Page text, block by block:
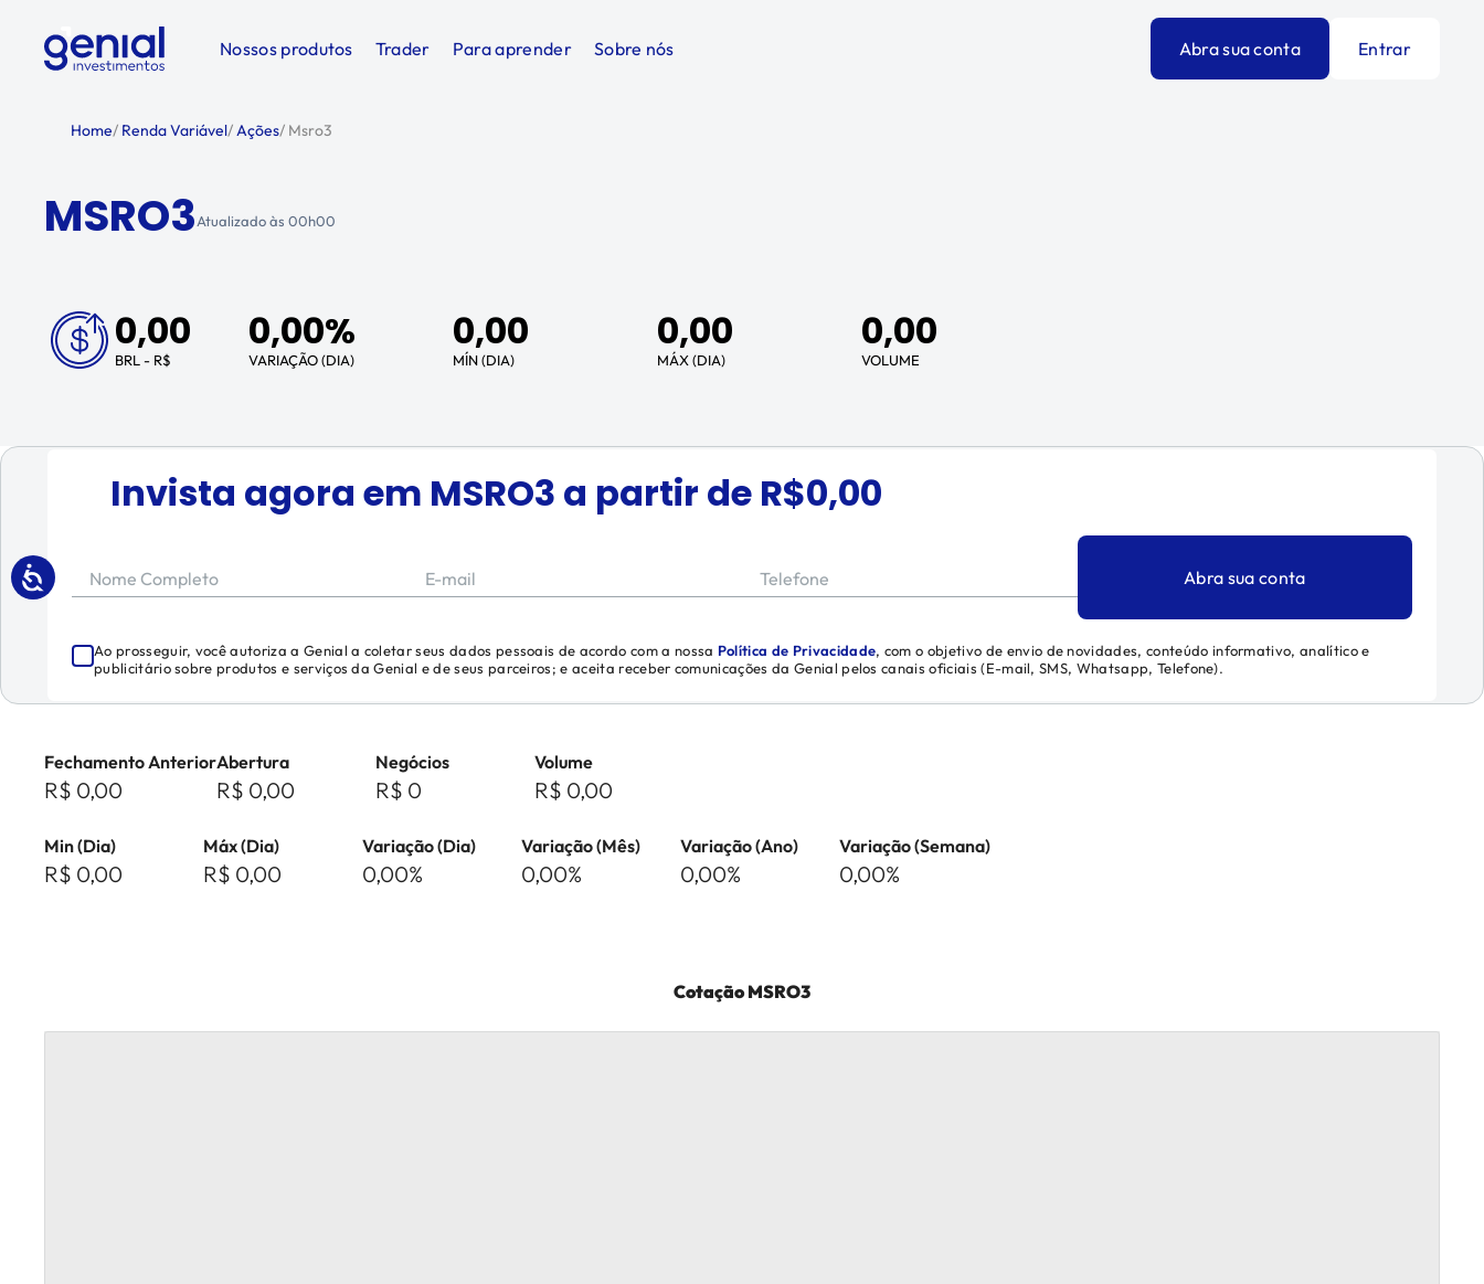
Nossos produtos Trader Para aprender Sobre nós Abra sua conta Entrar
Home/ Renda Variável/Ações/ Msro3
MSRO3Atualizado às 00h00
0,00
BRL - R$
0,00%
VARIAÇÃO (DIA)
0,00
MÍN (DIA)
0,00
MÁX (DIA)
0,00
VOLUME
Invista agora em MSRO3 a partir de R$0,00
Nome Completo E-mail Telefone Abra sua conta
Ao prosseguir, você autoriza a Genial a coletar seus dados pessoais de acordo com a nossa Política de Privacidade, com o objetivo de envio de novidades, conteúdo informativo, analítico e
publicitário sobre produtos e serviços da Genial e de seus parceiros; e aceita receber comunicações da Genial pelos canais oficiais (E-mail, SMS, Whatsapp, Telefone).
Fechamento Anterior
R$ 0,00
Abertura
R$ 0,00
Negócios
R$ 0
Volume
R$ 0,00
Min (Dia)
R$ 0,00
Máx (Dia)
R$ 0,00
Variação (Dia)
0,00%
Variação (Mês)
0,00%
Variação (Ano)
0,00%
Variação (Semana)
0,00%
CotaçãoMSRO3